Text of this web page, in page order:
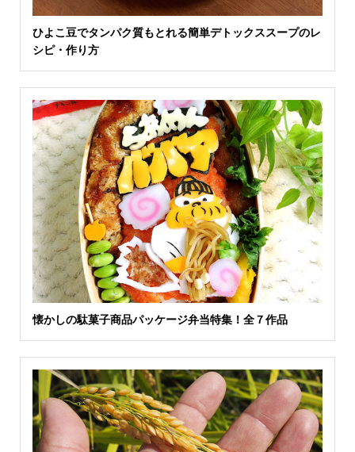
ひよこ豆でタンパク質もとれる簡単デトックススープのレ
シピ・作り方
懐かしの駄菓子商品パッケージ弁当特集！全７作品